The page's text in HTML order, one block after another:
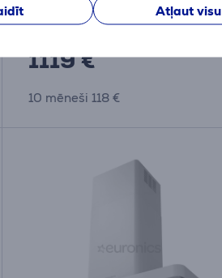
Atļaut visu
Ir noliktavā
1119 €
10 mēneši 118 €